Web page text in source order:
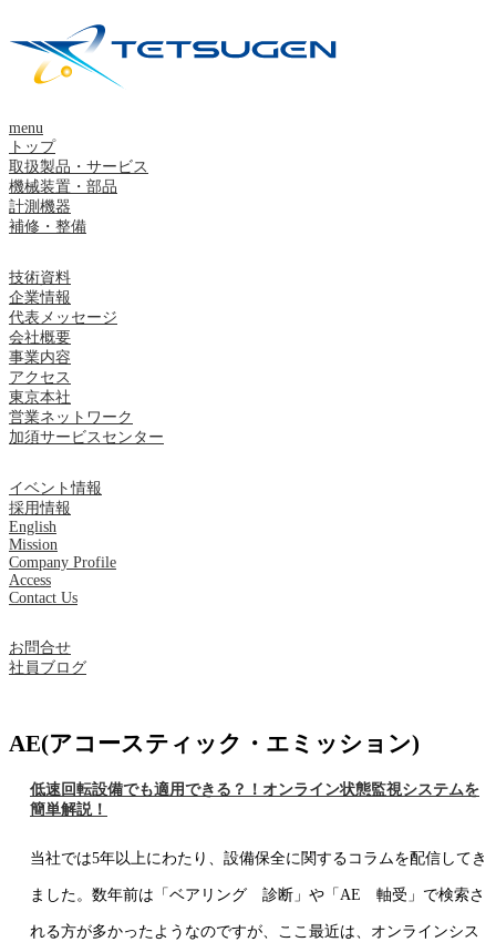
menu
トップ
取扱製品・サービス
機械装置・部品
計測機器
補修・整備
技術資料
企業情報
代表メッセージ
会社概要
事業内容
アクセス
東京本社
営業ネットワーク
加須サービスセンター
イベント情報
採用情報
English
Mission
Company Profile
Access
Contact Us
お問合せ
社員ブログ
AE(アコースティック・エミッション)
低速回転設備でも適用できる？！オンライン状態監視システムを
簡単解説！
当社では5年以上にわたり、設備保全に関するコラムを配信してき
ました。数年前は「ベアリング 診断」や「AE 軸受」で検索さ
れる方が多かったようなのですが、ここ最近は、オンラインシス